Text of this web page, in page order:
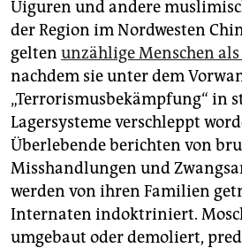
Uiguren und andere
der Region im Nordwesten
gelten unzählige Menschen
nachdem sie unter dem
„Terrorismusbekämpfung“ in
Lagersysteme verschleppt
Überlebende berichten von
Misshandlungen und
werden von ihren Familien
Internaten indoktriniert.
umgebaut oder demoliert,